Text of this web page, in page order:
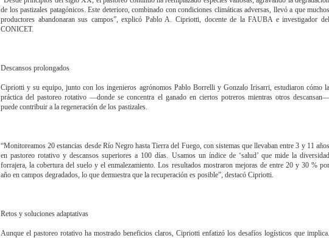
de los pastizales patagónicos. Este deterioro, combinado con condiciones climáticas adversas, llevó a que muchos
productores abandonaran sus campos”, explicó Pablo A. Cipriotti, docente de la FAUBA e investigador del
CONICET.
Descansos prolongados
Cipriotti y su equipo, junto con los ingenieros agrónomos Pablo Borrelli y Gonzalo Irisarri, estudiaron cómo la
práctica del pastoreo rotativo —donde se concentra el ganado en ciertos potreros mientras otros descansan—
puede contribuir a la regeneración de los pastizales.
“Monitoreamos 20 estancias desde Río Negro hasta Tierra del Fuego, con sistemas que llevaban entre 3 y 11 años
en pastoreo rotativo y descansos superiores a 100 días. Usamos un índice de ‘salud’ que mide la diversidad
forrajera, la cobertura del suelo y el enmalezamiento. Los resultados mostraron mejoras de entre 20 y 30 % por
año en campos degradados, lo que demuestra que la recuperación es posible”, destacó Cipriotti.
Retos y soluciones adaptativas
Aunque el pastoreo rotativo ha mostrado beneficios claros, Cipriotti enfatizó los desafíos logísticos que implica.